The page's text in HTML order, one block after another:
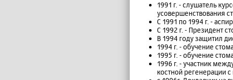
1991 г. - слушатель
усовершенствования
С 1991 по 1994 г. -
C 1992 г. - Президент
В 1994 году защитил
1994 г. - обучение
1995 г. - обучение
1996 г. - участник
костной регенерации